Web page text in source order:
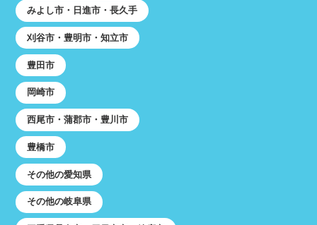
みよし市・日進市・長久手
刈谷市・豊明市・知立市
豊田市
岡崎市
西尾市・蒲郡市・豊川市
豊橋市
その他の愛知県
その他の岐阜県